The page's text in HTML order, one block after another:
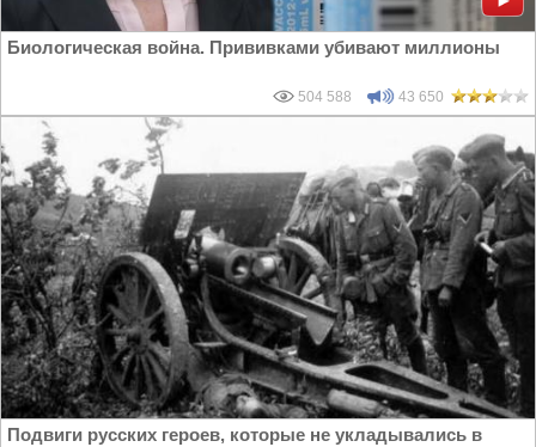
Биологическая война. Прививками убивают миллионы
504 588 43 650
Подвиги русских героев, которые не укладывались в